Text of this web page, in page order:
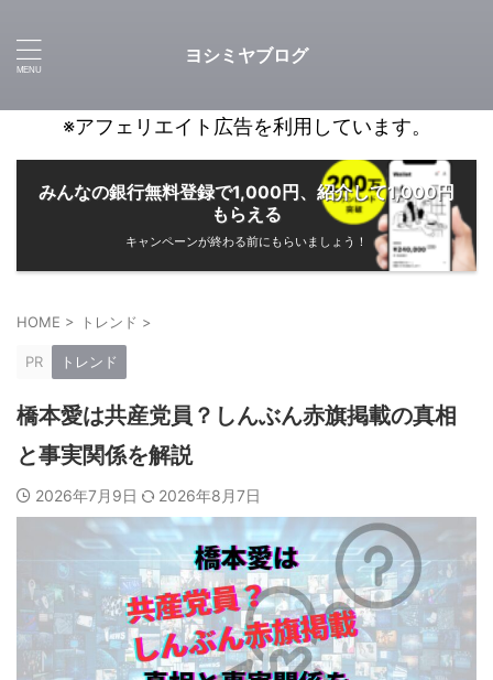
ヨシミヤブログ
※アフェリエイト広告を利用しています。
みんなの銀行無料登録で1,000円、紹介して1,000円
もらえる
キャンペーンが終わる前にもらいましょう！
HOME > トレンド >
PR トレンド
橋本愛は共産党員？しんぶん赤旗掲載の真相
と事実関係を解説
2026年7月9日 2026年8月7日